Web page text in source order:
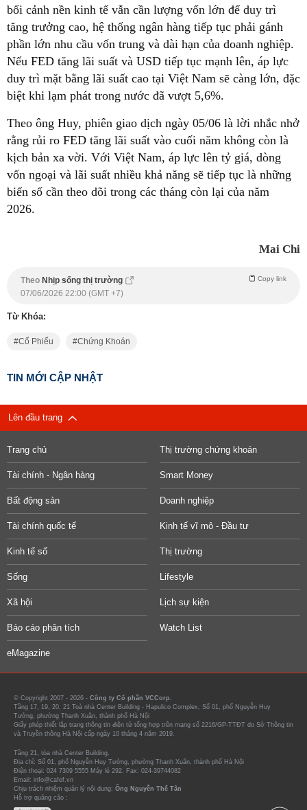
bối cảnh nền kinh tế vẫn cần lượng vốn lớn để duy trì
tăng trưởng cao, hệ thống ngân hàng tiếp tục phải gánh
phần lớn nhu cầu vốn trung và dài hạn của doanh nghiệp.
Nếu FED tăng lãi suất và USD tiếp tục mạnh lên, áp lực
duy trì mặt bằng lãi suất cao tại Việt Nam sẽ càng lớn, đặc
biệt khi lạm phát trong nước đã vượt 5,6%.
Theo ông Huy, phiên giao dịch ngày 05/06 là lời nhắc nhở
rằng rủi ro FED tăng lãi suất vào cuối năm không còn là
kịch bản xa vời. Với Việt Nam, áp lực lên tỷ giá, dòng
vốn ngoại và lãi suất nhiều khả năng sẽ tiếp tục là những
biến số cần theo dõi trong các tháng còn lại của năm
2026.
Mai Chi
Theo Nhịp sống thị trường Copy link
07/06/2026 22:00 (GMT +7)
Từ Khóa:
Cổ Phiếu Chứng Khoán
TIN MỚI CẬP NHẬT
Lên đầu trang
Trang chủ Thị trường chứng khoán
Tài chính - Ngân hàng Smart Money
Bất động sản Doanh nghiệp
Tài chính quốc tế Kinh tế vĩ mô - Đầu tư
Kinh tế số Thị trường
Sống Lifestyle
Xã hội Lịch sự kiện
Báo cáo phân tích Watch List
eMagazine
© Copyright 2007 - 2026 - Công ty Cổ phần VCCorp.
Tầng 17, 19, 20, 21 Toà nhà Center Building - Hapulico Complex, Số 01, phố Nguyễn Huy
Tưởng, phường Thanh Xuân, thành phố Hà Nội
Giấy phép thiết lập trang thông tin điện tử tổng hợp trên mạng số 2216/GP-TTĐT do Sở Thông tin
và Truyền thông Hà Nội cấp ngày 10 tháng 4 năm 2019.
Tầng 21, tòa nhà Center Building.
Địa chỉ: Số 01, phố Nguyễn Huy Tưởng, phường Thanh Xuân, thành phố Hà Nội
Điện thoại: 024 7309 5555 Máy lẻ 292. Fax: 024-39744082
Email: info@cafef.vn
Chịu trách nhiệm quản lý nội dung: Ông Nguyễn Thế Tân
Hỗ trợ quảng cáo :